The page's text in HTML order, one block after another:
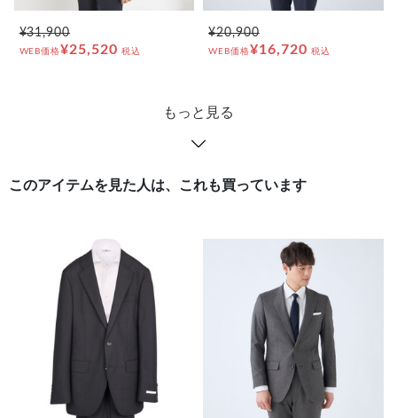
¥31,900
WEB価格¥25,520 税込
¥20,900
WEB価格¥16,720 税込
もっと見る
このアイテムを見た人は、これも買っています